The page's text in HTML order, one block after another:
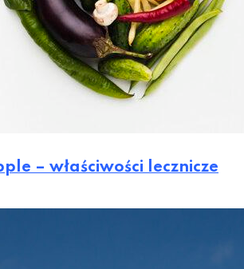
– właściwości lecznicze